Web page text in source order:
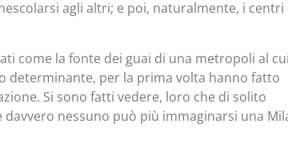
agli altri; e poi, naturalmente, i centri
come la fonte dei guai di una metropoli al cui
determinante, per la prima volta hanno fatto
Si sono fatti vedere, loro che di solito
nessuno può più immaginarsi una